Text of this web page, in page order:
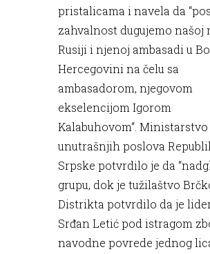
pristalicama i navela da
zahvalnost dugujemo našoj
Rusiji i njenoj ambasadi u
Hercegovini na čelu sa
ambasadorom, njegovom
ekselencijom Igorom
Kalabuhovom“. Ministarstvo
unutrašnjih poslova
Srpske potvrdilo je da
grupu, dok je tužilaštvo
Distrikta potvrdilo da je
Srđan Letić pod istragom
navodne povrede jednog